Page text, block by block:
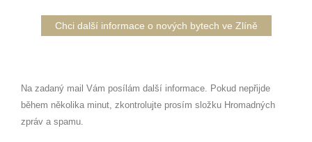
Chci další informace o nových bytech ve Zlíně
Na zadaný mail Vám posílám další informace. Pokud nepřijde
během několika minut, zkontrolujte prosím složku Hromadných
zpráv a spamu.